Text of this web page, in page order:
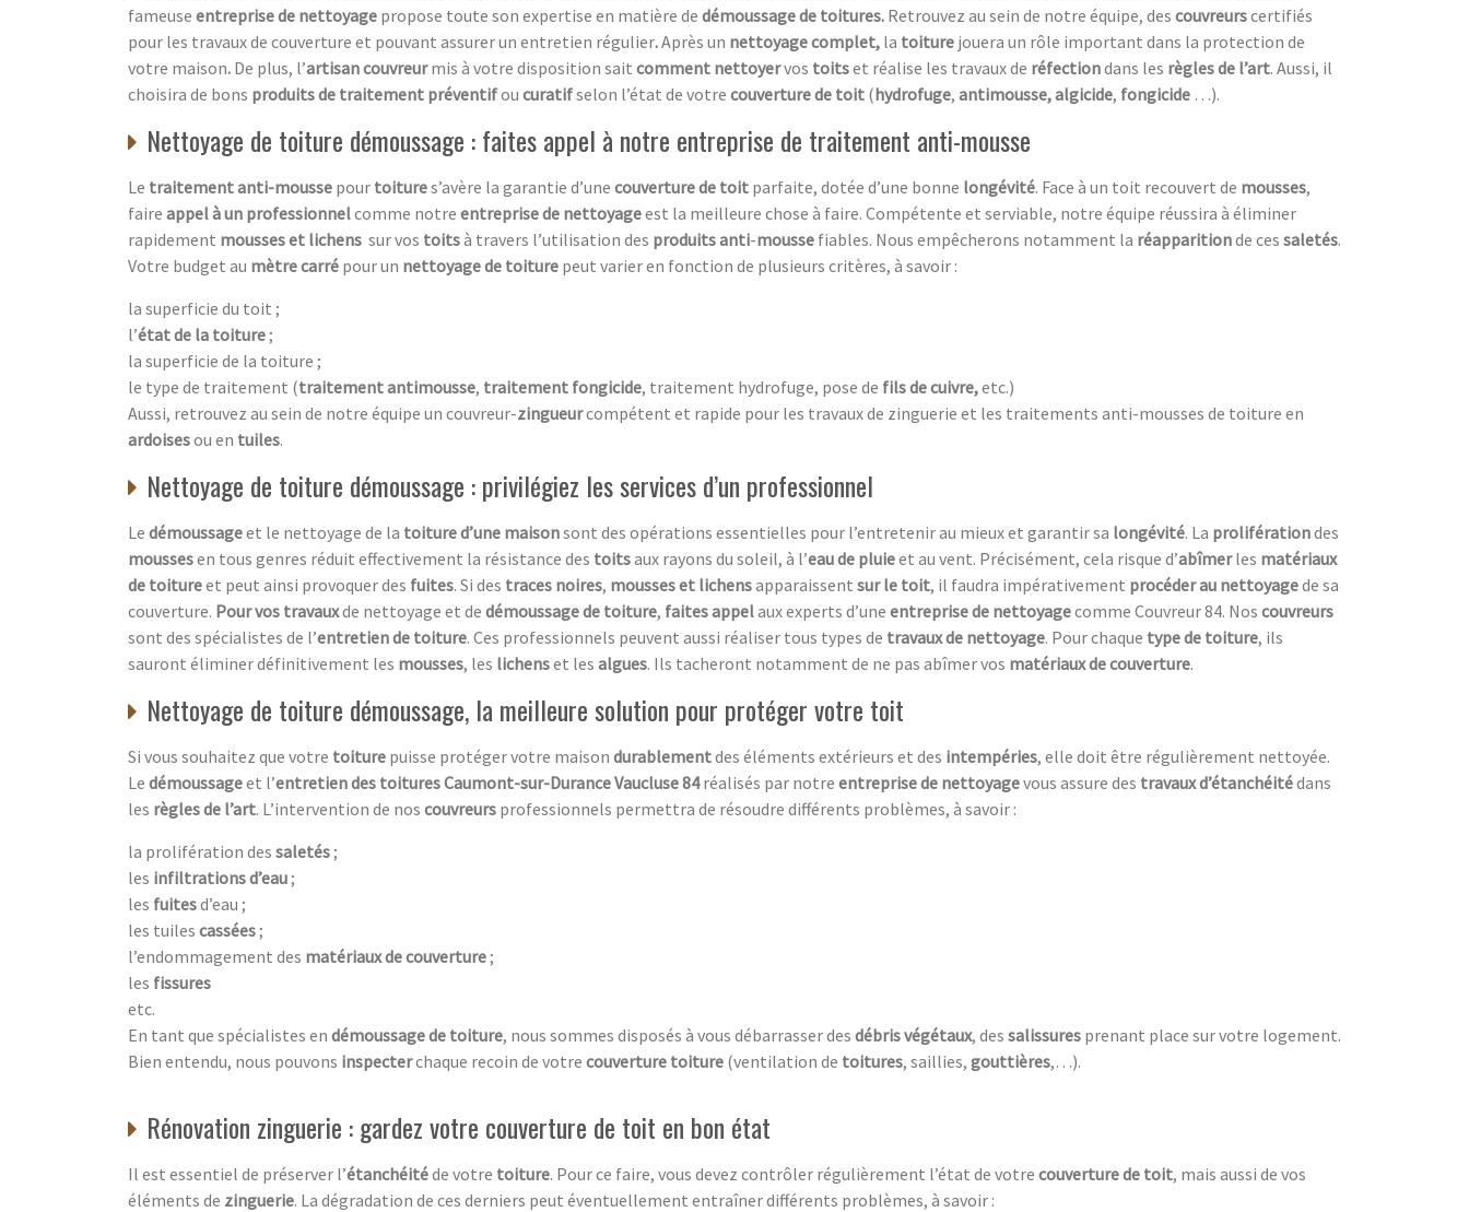
fameuse entreprise de nettoyage propose toute son expertise en matière de démoussage de toitures. Retrouvez au sein de notre équipe, des couvreurscertifiés
pour les travaux de couverture et pouvant assurer un entretien régulier.Après un nettoyage complet, la toiture jouera un rôle important dans la protection de
votre maison. De plus, l’artisan couvreurmis à votre disposition sait comment nettoyervos toitset réalise les travaux de réfectiondans les règles de l’art. Aussi, il
choisira de bons produits de traitement préventifou curatifselon l’état de votre couverture de toit (hydrofuge, antimousse, algicide, fongicide …).
Nettoyage de toiture démoussage : faites appel à notre entreprise de traitement anti-mousse
Le traitement anti-mousse pour toitures’avère la garantie d’une couverture de toit parfaite, dotée d’une bonne longévité. Face à un toit recouvert de mousses,
faire appel à un professionnelcomme notre entreprise de nettoyageest la meilleure chose à faire. Compétente et serviable, notre équipe réussira à éliminer
rapidement mousses et lichens sur vos toitsà travers l’utilisation des produits anti-mousse fiables. Nous empêcherons notamment la réapparitionde ces saletés.
Votre budget au mètre carré pour un nettoyage de toiture peut varier en fonction de plusieurs critères, à savoir :
la superficie du toit ;
l’état de la toiture ;
la superficie de la toiture ;
le type de traitement (traitement antimousse, traitement fongicide, traitement hydrofuge, pose de fils de cuivre,etc.)
Aussi, retrouvez au sein de notre équipe un couvreur-zingueurcompétent et rapide pour les travaux de zinguerie et les traitements anti-mousses de toiture en
ardoisesou en tuiles.
Nettoyage de toiture démoussage : privilégiez les services d’un professionnel
Le démoussageet le nettoyage de la toiture d’une maisonsont des opérations essentielles pour l’entretenir au mieux et garantir sa longévité. La proliférationdes
moussesen tous genres réduit effectivement la résistance des toitsaux rayons du soleil, à l’eau de pluieet au vent. Précisément, cela risque d’abîmerles matériaux
de toitureet peut ainsi provoquer des fuites. Si des traces noires, mousses et lichensapparaissent sur le toit, il faudra impérativement procéder au nettoyagede sa
couverture. Pour vos travauxde nettoyage et de démoussage de toiture, faites appelaux experts d’une entreprise de nettoyagecomme Couvreur 84. Nos couvreurs
sont des spécialistes de l’entretien de toiture. Ces professionnels peuvent aussi réaliser tous types de travaux de nettoyage. Pour chaque type de toiture, ils
sauront éliminer définitivement les mousses, les lichenset les algues. Ils tacheront notamment de ne pas abîmer vos matériaux de couverture.
Nettoyage de toiture démoussage, la meilleure solution pour protéger votre toit
Si vous souhaitez que votre toiture puisse protéger votre maison durablementdes éléments extérieurs et des intempéries, elle doit être régulièrement nettoyée.
Le démoussageet l’entretien des toitures Caumont-sur-Durance Vaucluse 84réalisés par notre entreprise de nettoyagevous assure des travaux d’étanchéitédans
les règles de l’art. L’intervention de nos couvreurs professionnels permettra de résoudre différents problèmes, à savoir :
la prolifération des saletés ;
les infiltrations d’eau ;
les fuitesd’eau ;
les tuiles cassées ;
l’endommagement des matériaux de couverture ;
les fissures
etc.
En tant que spécialistes en démoussage de toiture, nous sommes disposés à vous débarrasser des débris végétaux, des salissures prenant place sur votre logement.
Bien entendu, nous pouvons inspecterchaque recoin de votre couverture toiture (ventilation de toitures, saillies, gouttières,…).
Rénovation zinguerie : gardez votre couverture de toit en bon état
Il est essentiel de préserver l’étanchéitéde votre toiture. Pour ce faire, vous devez contrôler régulièrement l’état de votre couverture de toit, mais aussi de vos
éléments de zinguerie. La dégradation de ces derniers peut éventuellement entraîner différents problèmes, à savoir :